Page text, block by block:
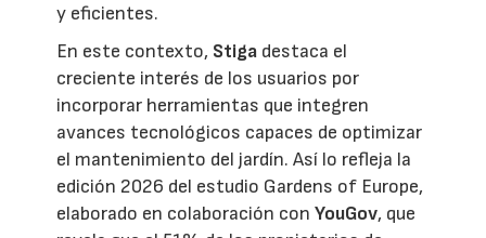
y eficientes.
En este contexto, Stiga destaca el
creciente interés de los usuarios por
incorporar herramientas que integren
avances tecnológicos capaces de optimizar
el mantenimiento del jardín. Así lo refleja la
edición 2026 del estudio Gardens of Europe,
elaborado en colaboración conYouGov, que